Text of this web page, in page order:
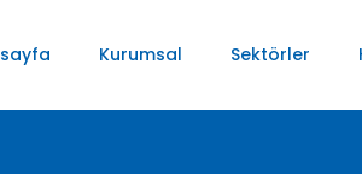
Kurumsal Sektörler